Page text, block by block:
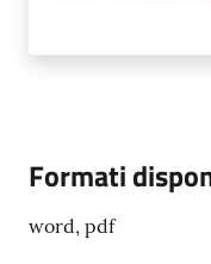
Formati
word, pdf